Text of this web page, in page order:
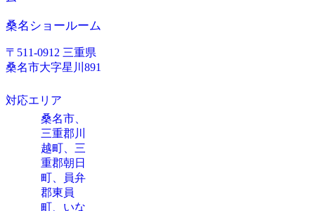
桑名ショールーム
〒511-0912 三重県
桑名市大字星川891
対応エリア
桑名市、
三重郡川
越町、三
重郡朝日
町、員弁
郡東員
町、いな